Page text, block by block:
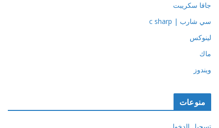
جافا سكريبت
سي شارب | c sharp
لينوكس
ماك
ويندوز
منوعات